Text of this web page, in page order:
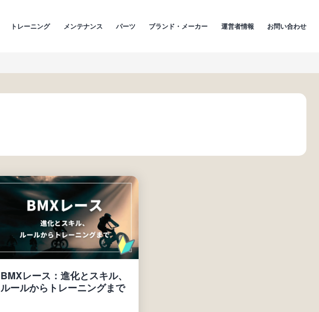
トレーニング メンテナンス パーツ ブランド・メーカー 運営者情報 お問い合わせ
BMXレース：進化とスキル、
ルールからトレーニングまで